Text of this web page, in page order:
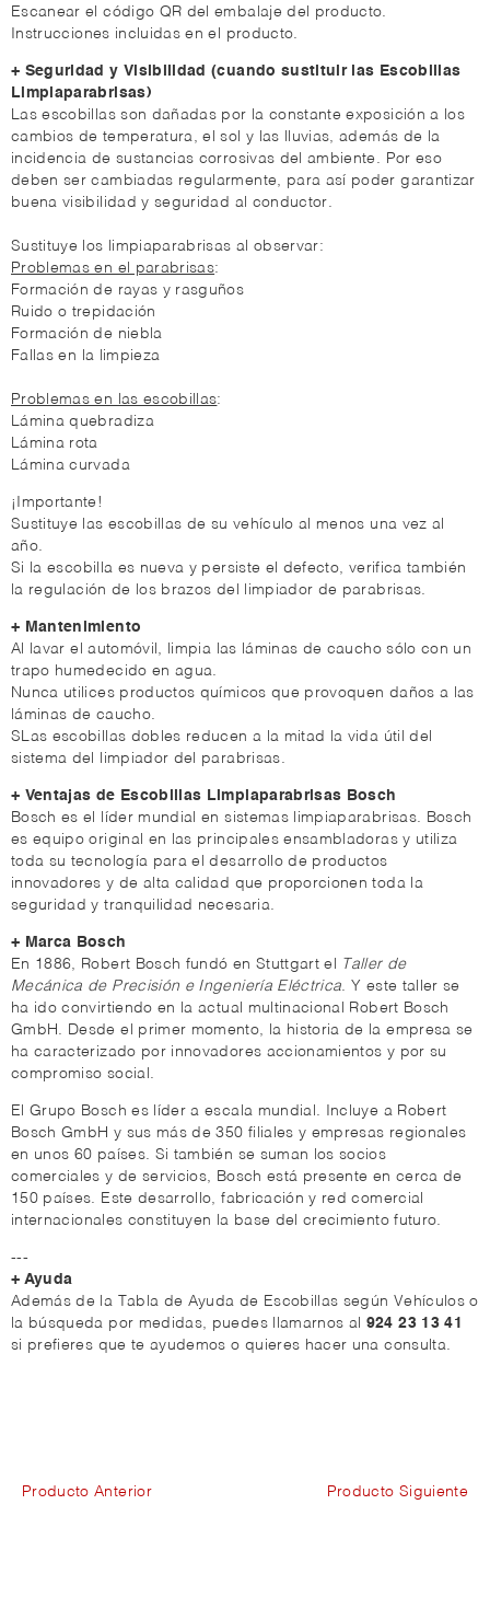
Escanear el código QR del embalaje del producto.
Instrucciones incluidas en el producto.
+ Seguridad y Visibilidad (cuando sustituir las Escobillas
Limpiaparabrisas)
Las escobillas son dañadas por la constante exposición a los
cambios de temperatura, el sol y las lluvias, además de la
incidencia de sustancias corrosivas del ambiente. Por eso
deben ser cambiadas regularmente, para así poder garantizar
buena visibilidad y seguridad al conductor.
Sustituye los limpiaparabrisas al observar:
Problemas en el parabrisas:
Formación de rayas y rasguños
Ruido o trepidación
Formación de niebla
Fallas en la limpieza
Problemas en las escobillas:
Lámina quebradiza
Lámina rota
Lámina curvada
¡Importante!
Sustituye las escobillas de su vehículo al menos una vez al
año.
Si la escobilla es nueva y persiste el defecto, verifica también
la regulación de los brazos del limpiador de parabrisas.
+ Mantenimiento
Al lavar el automóvil, limpia las láminas de caucho sólo con un
trapo humedecido en agua.
Nunca utilices productos químicos que provoquen daños a las
láminas de caucho.
SLas escobillas dobles reducen a la mitad la vida útil del
sistema del limpiador del parabrisas.
+ Ventajas de Escobillas Limpiaparabrisas Bosch
Bosch es el líder mundial en sistemas limpiaparabrisas. Bosch
es equipo original en las principales ensambladoras y utiliza
toda su tecnología para el desarrollo de productos
innovadores y de alta calidad que proporcionen toda la
seguridad y tranquilidad necesaria.
+ Marca Bosch
En 1886, Robert Bosch fundó en Stuttgart el
Taller de
Mecánica de Precisión e Ingeniería Eléctrica. Y este taller se
ha ido convirtiendo en la actual multinacional Robert Bosch
GmbH. Desde el primer momento, la historia de la empresa se
ha caracterizado por innovadores accionamientos y por su
compromiso social.
El Grupo Bosch es líder a escala mundial. Incluye a Robert
Bosch GmbH y sus más de 350 filiales y empresas regionales
en unos 60 países. Si también se suman los socios
comerciales y de servicios, Bosch está presente en cerca de
150 países. Este desarrollo, fabricación y red comercial
internacionales constituyen la base del crecimiento futuro.
---
+ Ayuda
Además de la Tabla de Ayuda de Escobillas según Vehículos o
la búsqueda por medidas, puedes llamarnos al 924 23 13 41
si prefieres que te ayudemos o quieres hacer una consulta.
Producto Anterior Producto Siguiente